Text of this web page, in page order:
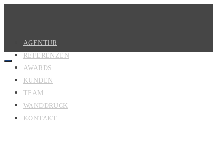
AGENTUR
REFERENZEN
AWARDS
KUNDEN
TEAM
WANDDRUCK
KONTAKT